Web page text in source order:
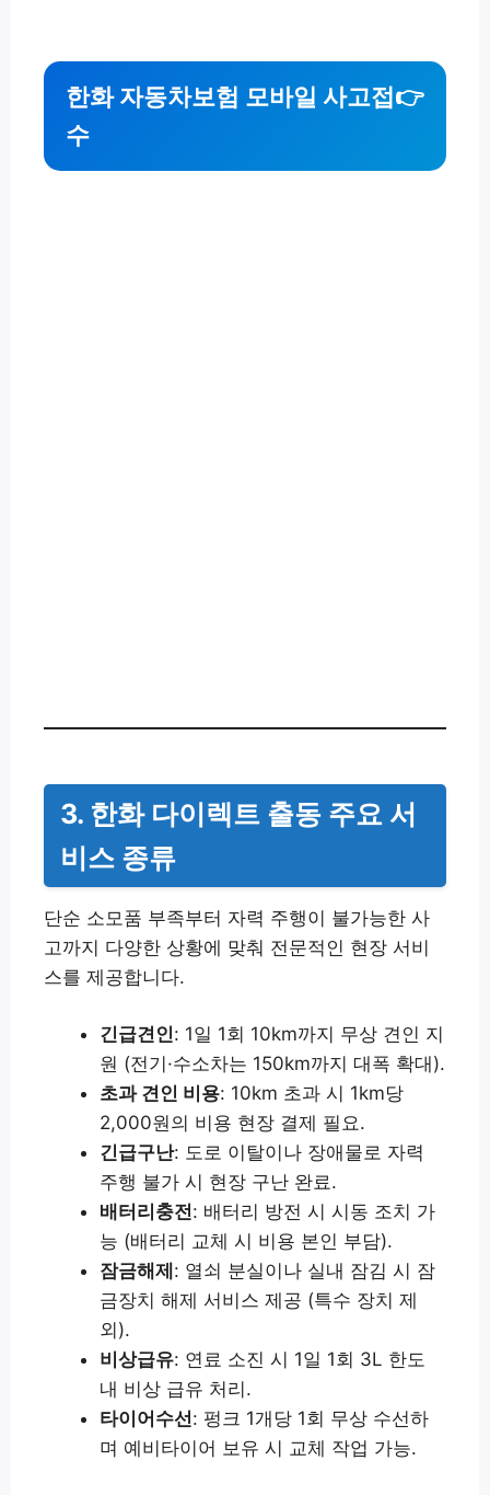
한화 자동차보험 모바일 사고접
수
👉
3. 한화 다이렉트 출동 주요 서
비스 종류
단순 소모품 부족부터 자력 주행이 불가능한 사
고까지 다양한 상황에 맞춰 전문적인 현장 서비
스를 제공합니다.
긴급견인: 1일 1회 10km까지 무상 견인 지
원 (전기·수소차는 150km까지 대폭 확대).
초과 견인 비용: 10km 초과 시 1km당
2,000원의 비용 현장 결제 필요.
긴급구난: 도로 이탈이나 장애물로 자력
주행 불가 시 현장 구난 완료.
배터리충전: 배터리 방전 시 시동 조치 가
능 (배터리 교체 시 비용 본인 부담).
잠금해제 : 열쇠 분실이나 실내 잠김 시 잠
금장치 해제 서비스 제공 (특수 장치 제
외).
비상급유: 연료 소진 시 1일 1회 3L 한도
내 비상 급유 처리.
타이어수선: 펑크 1개당 1회 무상 수선하
며 예비타이어 보유 시 교체 작업 가능.